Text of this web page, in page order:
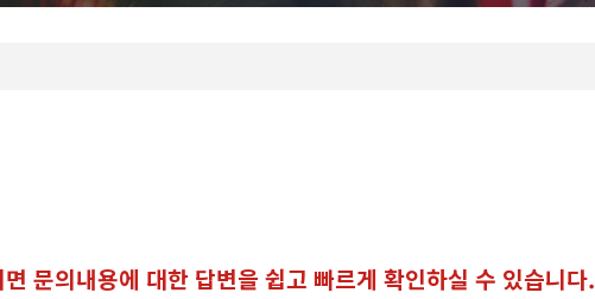
문의내용에 대한 답변을 쉽고 빠르게 확인하실 수 있습니다.